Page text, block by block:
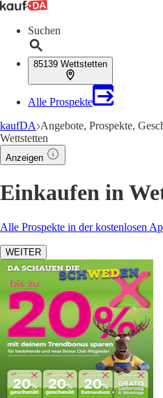
Suchen
85139 Wettstetten
Alle Prospekte
kaufDA Angebote, Prospekte,
Wettstetten
Anzeigen
Einkaufen in
Alle Prospekte in der kostenlosen
WEITER